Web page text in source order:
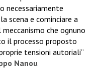
necessariamente
scena e cominciare a
che ognuno
il processo proposto
tensioni autoriali”
Nanou